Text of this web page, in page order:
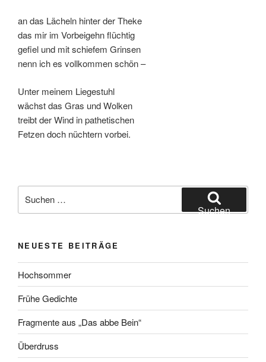
an das Lächeln hinter der Theke
das mir im Vorbeigehn flüchtig
gefiel und mit schiefem Grinsen
nenn ich es vollkommen schön –
Unter meinem Liegestuhl
wächst das Gras und Wolken
treibt der Wind in pathetischen
Fetzen doch nüchtern vorbei.
nach:
Suchen
NEUESTE BEITRÄGE
Hochsommer
Frühe Gedichte
Fragmente aus „Das abbe Bein“
Überdruss